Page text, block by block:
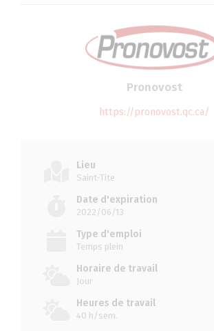
Pronovost
https://pronovost.qc.ca/
Lieu
Saint-Tite
Date d'expiration
2022/06/13
Type d'emploi
Temps plein
Horaire de travail
Jour
Heures de travail
40 h/sem.